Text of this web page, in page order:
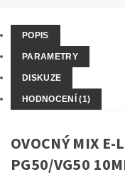
POPIS
PARAMETRY
DISKUZE
HODNOCENÍ (1)
OVOCNÝ MIX
PG50/VG50